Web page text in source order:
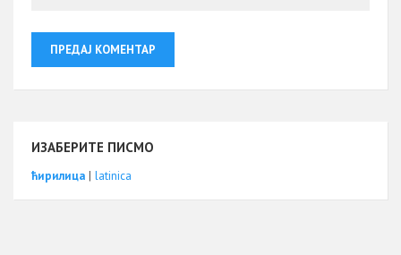
ИЗАБЕРИТЕ ПИСМО
ћирилица | latinica